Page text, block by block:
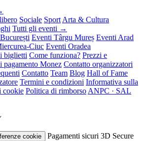
Sociale Sport Arta & Cultura
Tutti gli eventi →
Eventi Târgu Mureș Eventi Arad
Ciuc Eventi Oradea
biglietti Come funziona? Prezzi e
pagamento Monez Contatto organizzatori
Contatto Team Blog Hall of Fame
Termini e condizioni Informativa sulla
cookie Politica di rimborso ANPC · SAL
cookie Pagamenti sicuri 3D Secure